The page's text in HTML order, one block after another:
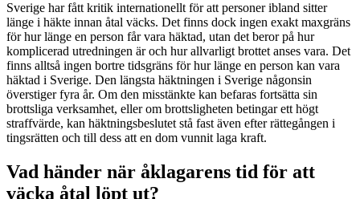
Sverige har fått kritik internationellt för att personer ibland sitter
länge i häkte innan åtal väcks. Det finns dock ingen exakt maxgräns
för hur länge en person får vara häktad, utan det beror på hur
komplicerad utredningen är och hur allvarligt brottet anses vara. Det
finns alltså ingen bortre tidsgräns för hur länge en person kan vara
häktad i Sverige. Den längsta häktningen i Sverige någonsin
överstiger fyra år. Om den misstänkte kan befaras fortsätta sin
brottsliga verksamhet, eller om brottsligheten betingar ett högt
straffvärde, kan häktningsbeslutet stå fast även efter rättegången i
tingsrätten och till dess att en dom vunnit laga kraft.
Vad händer när åklagarens tid för att
väcka åtal löpt ut?